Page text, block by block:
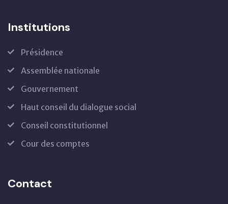
Institutions
Présidence
Assemblée nationale
Gouvernement
Haut conseil du dialogue social
Conseil constitutionnel
Cour des comptes
Contact